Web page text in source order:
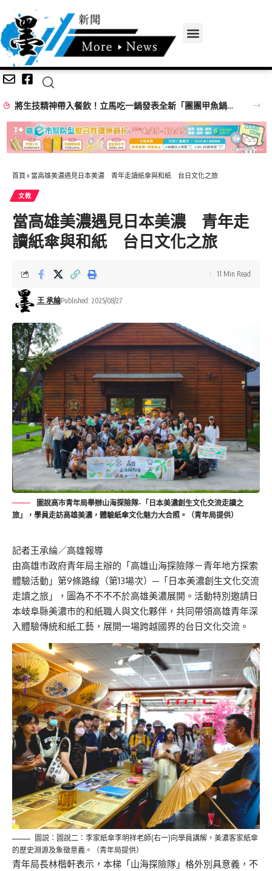
台中建設超人變身暖爸！ 建設局「大手牽小手」親子同樂歡慶父親節
首頁 » 當高雄美濃遇見日本美濃 青年走讀紙傘與和紙 台日文化之旅
文教
當高雄美濃遇見日本美濃 青年走
讀紙傘與和紙 台日文化之旅
王 承綸Published: 2025/08/27
11 Min Read
圖說高市青年局舉辦山海探險隊-「日本美濃創生文化交流走讀之
旅」，學員走訪高雄美濃，體驗紙傘文化魅力大合照。（青年局提供）
記者王承綸／高雄報導
由高雄市政府青年局主辦的「高雄山海探險隊－青年地方探索
體驗活動」第9條路線（第13場次）─「日本美濃創生文化交流
走讀之旅」，圖為不不不不於高雄美濃展開。活動特別邀請日
本岐阜縣美濃市的和紙職人與文化夥伴，共同帶領高雄青年深
入體驗傳統和紙工藝，展開一場跨越國界的台日文化交流。
圖説：圖說二：李家紙傘李明祥老師(右一)向學員講解，美濃客家紙傘
的歷史淵源及象徵意義。（青年局提供）
青年局長林楷軒表示，本梯「山海探險隊」格外別具意義，不